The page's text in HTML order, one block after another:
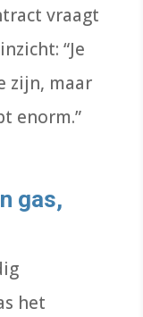
vraagt
“Je
zijn, maar
enorm.”
gas,
het